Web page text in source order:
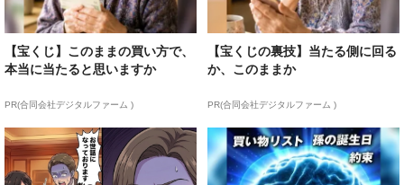
【宝くじ】このままの買い方で、
本当に当たると思いますか
PR(合同会社デジタルファーム )
【宝くじの裏技】当たる側に回る
か、このままか
PR(合同会社デジタルファーム )